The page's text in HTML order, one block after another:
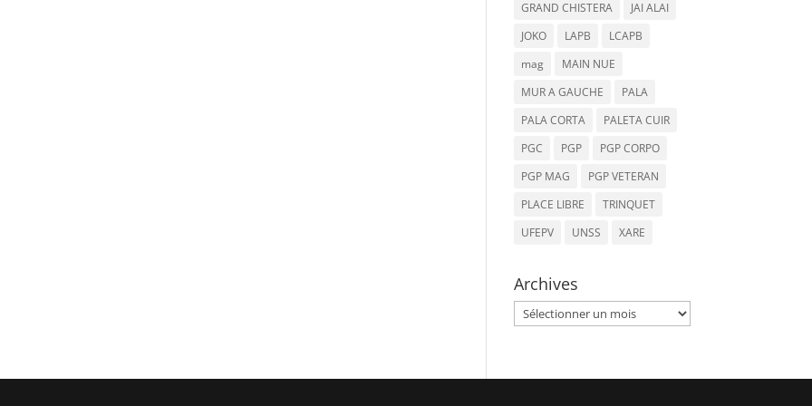
GRAND CHISTERA
JAI ALAI
JOKO
LAPB
LCAPB
mag
MAIN NUE
MUR A GAUCHE
PALA
PALA CORTA
PALETA CUIR
PGC
PGP
PGP CORPO
PGP MAG
PGP VETERAN
PLACE LIBRE
TRINQUET
UFEPV
UNSS XARE
Archives
Archives